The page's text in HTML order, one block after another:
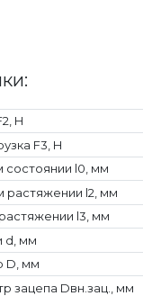
Н
F3, Н
состоянии l0, мм
растяжении l2, мм
l3, мм
d, мм
D, мм
зацепа Dвн.зац., мм